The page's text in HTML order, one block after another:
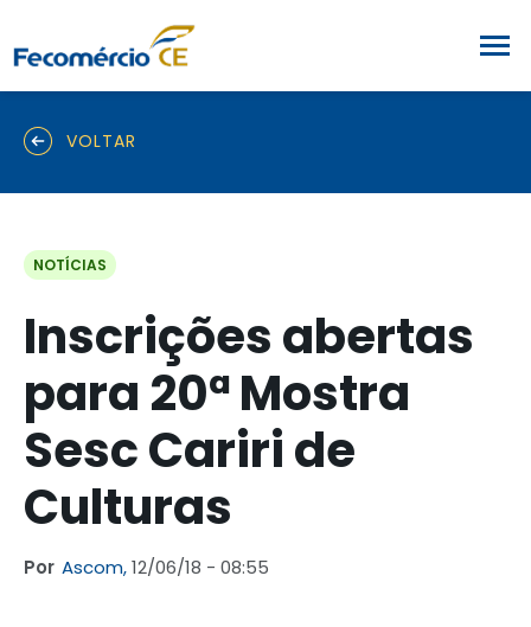
VOLTAR
NOTÍCIAS
Inscrições abertas
para 20ª Mostra
Sesc Cariri de
Culturas
Por Ascom,12/06/18 - 08:55